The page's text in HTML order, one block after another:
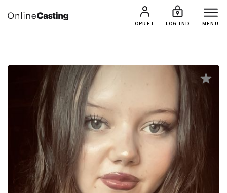
OPRET LOG IND MENU
CASTINGS & JOBS SØG PROFIL